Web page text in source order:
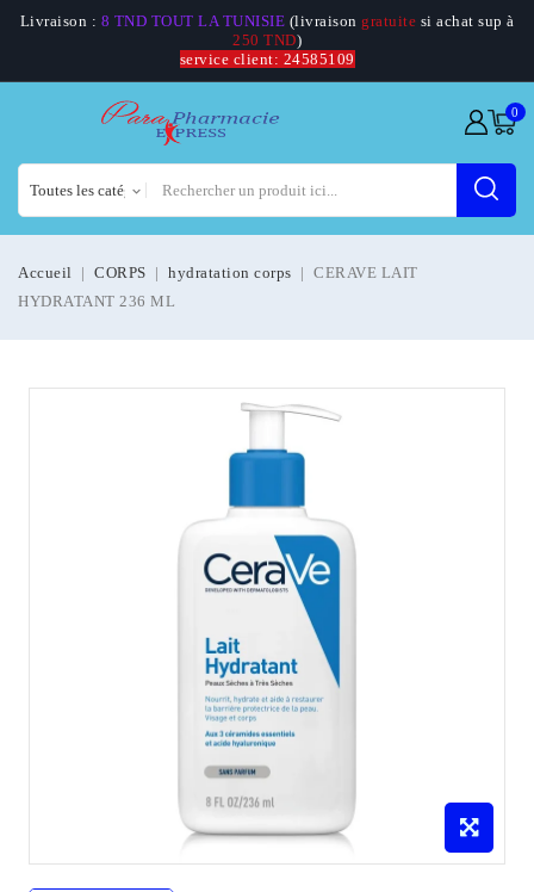
Livraison : 8 TND TOUT LA TUNISIE (livraison gratuite si achat sup à
250 TND)
service client: 24585109
0
Accueil CORPS hydratation corps
CERAVE LAIT
HYDRATANT 236 ML